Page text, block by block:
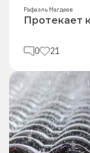
Рафаэль Магдеев
Протекает
0 21